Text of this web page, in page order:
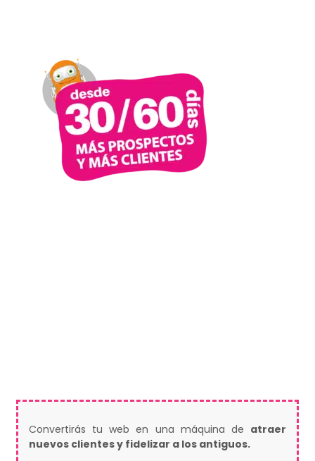
Convertirás tu web en una máquina de atraer
nuevos clientes y fidelizar a los antiguos.